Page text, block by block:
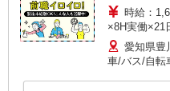
時給：
×8H実働×21
愛知県豊
車/バス/自転